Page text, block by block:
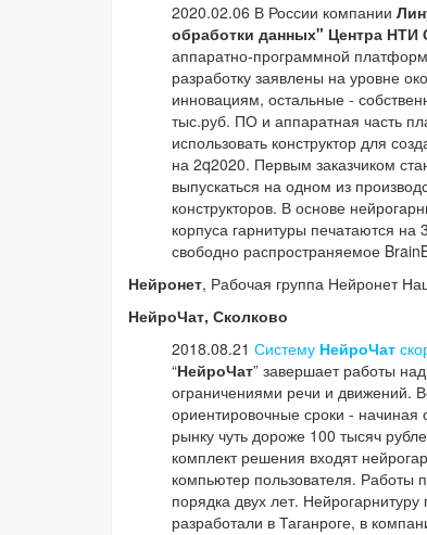
2020.02.06 В России компании
обработки данных" Центра
аппаратно-программной
разработку заявлены на уровне
инновациям, остальные -
тыс.руб. ПО и аппаратная часть
использовать конструктор для
на 2q2020. Первым заказчиком
выпускаться на одном из
конструкторов. В основе
корпуса гарнитуры печатаются
свободно распространяемое
Нейронет, Рабочая группа Нейронет
НейроЧат, Сколково
2018.08.21 Систему НейроЧат
“НейроЧат” завершает работы
ограничениями речи и движений.
ориентировочные сроки - начиная
рынку чуть дороже 100 тысяч
комплект решения входят
компьютер пользователя. Работы
порядка двух лет. Нейрогарнитуру
разработали в Таганроге, в